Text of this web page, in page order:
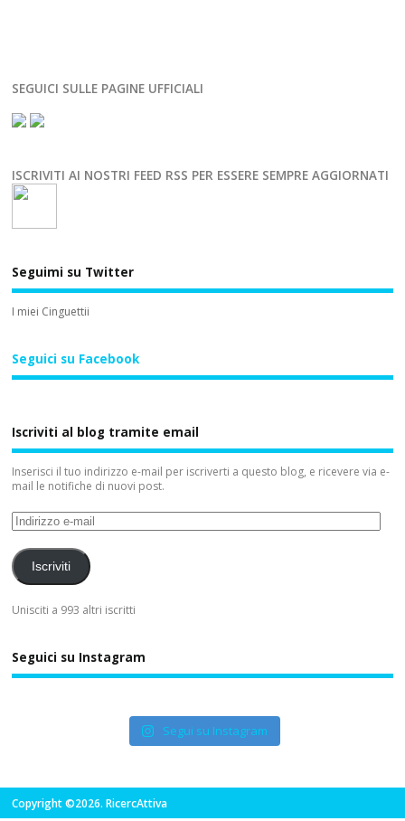
SEGUICI SULLE PAGINE UFFICIALI
ISCRIVITI AI NOSTRI FEED RSS PER ESSERE SEMPRE AGGIORNATI
Seguimi su Twitter
I miei Cinguettii
Seguici su Facebook
Iscriviti al blog tramite email
Inserisci il tuo indirizzo e-mail per iscriverti a questo blog, e ricevere via e-
mail le notifiche di nuovi post.
Iscriviti
Unisciti a 993 altri iscritti
Seguici su Instagram
Segui su Instagram
Copyright ©2026. RicercAttiva